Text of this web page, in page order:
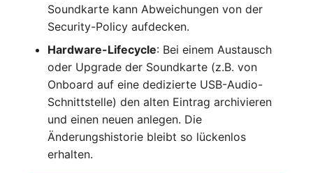
Release Notes 1.10
Release Notes 1.9
Release Notes 1.8
Release Notes 1.7
Changelogs 1.13.x
Changelogs 1.12.x
Changelogs 1.11.x
Changelogs 1.10.x
Kryptokarte
KVM-Switch
Layer-2-Netz
Layer-3-Netz
Variable Reports
VM provisionieren
(veraltet)
VIVA2 (IT-
Grundschutz)
Workflow
Soundkarte kann Abweichungen von der
Security-Policy aufdecken.
Hardware-Lifecycle: Bei einem Austausch
oder Upgrade der Soundkarte (z.B. von
Onboard auf eine dedizierte USB-Audio-
Schnittstelle) den alten Eintrag archivieren
und einen neuen anlegen. Die
Änderungshistorie bleibt so lückenlos
erhalten.